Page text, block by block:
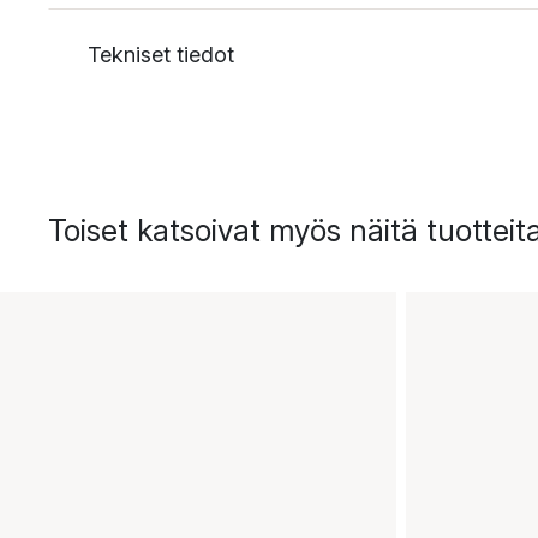
Tekniset tiedot
Toiset katsoivat myös näitä